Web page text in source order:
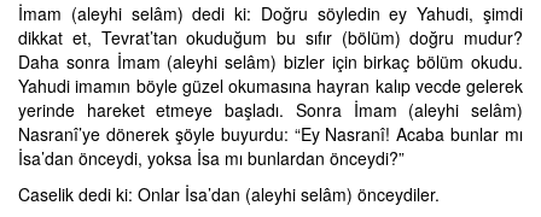
İmam (aleyhi selâm) dedi ki: Doğru söyledin ey Yahudi, şimdi
dikkat et, Tevrat’tan okuduğum bu sıfır (bölüm) doğru mudur?
Daha sonra İmam (aleyhi selâm) bizler için birkaç bölüm okudu.
Yahudi imamın böyle güzel okumasına hayran kalıp vecde gelerek
yerinde hareket etmeye başladı. Sonra İmam (aleyhi selâm)
Nasranî’ye dönerek şöyle buyurdu: “Ey Nasranî! Acaba bunlar mı
İsa’dan önceydi, yoksa İsa mı bunlardan önceydi?”
Caselik dedi ki: Onlar İsa’dan (aleyhi selâm) önceydiler.